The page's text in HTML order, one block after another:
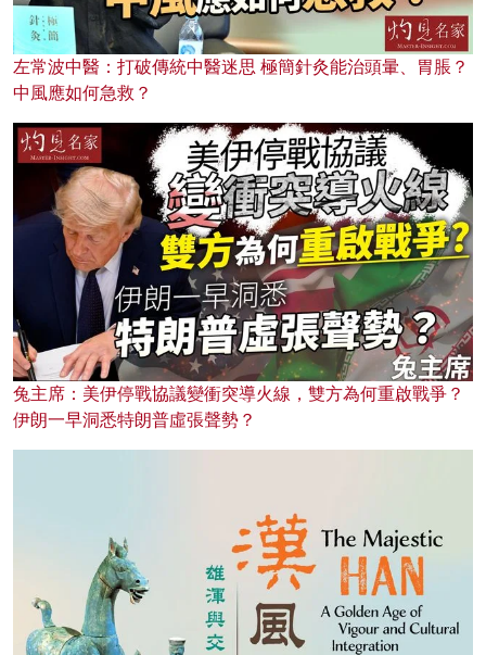
左常波中醫：打破傳統中醫迷思 極簡針灸能治頭暈、胃脹？
中風應如何急救？
兔主席：美伊停戰協議變衝突導火線，雙方為何重啟戰爭？
伊朗一早洞悉特朗普虛張聲勢？